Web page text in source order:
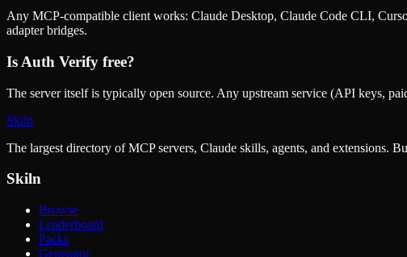
Any MCP-compatible client works: Claude Desktop, Claude Code CLI,
adapter bridges.
Is Auth Verify free?
The server itself is typically open source. Any upstream service (API keys,
Skiln
The largest directory of MCP servers, Claude skills, agents, and extensions.
Skiln
Browse
Leaderboard
Packs
Generator